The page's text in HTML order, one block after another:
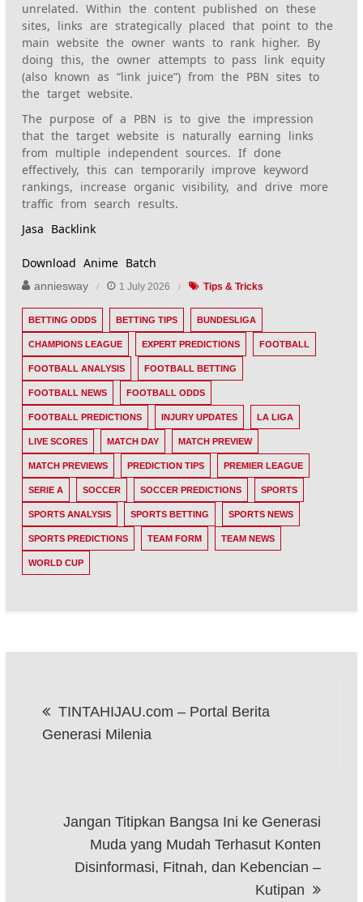
unrelated. Within the content published on these
sites, links are strategically placed that point to the
main website the owner wants to rank higher. By
doing this, the owner attempts to pass link equity
(also known as “link juice”) from the PBN sites to
the target website.
The purpose of a PBN is to give the impression
that the target website is naturally earning links
from multiple independent sources. If done
effectively, this can temporarily improve keyword
rankings, increase organic visibility, and drive more
traffic from search results.
Jasa Backlink
Download Anime Batch
anniesway 1 July 2026 Tips & Tricks
BETTING ODDS BETTING TIPS BUNDESLIGA
CHAMPIONS LEAGUE EXPERT PREDICTIONS FOOTBALL
FOOTBALL ANALYSIS FOOTBALL BETTING
FOOTBALL NEWS FOOTBALL ODDS
FOOTBALL PREDICTIONS INJURY UPDATES LA LIGA
LIVE SCORES MATCH DAY MATCH PREVIEW
MATCH PREVIEWS PREDICTION TIPS PREMIER LEAGUE
SERIE A SOCCER SOCCER PREDICTIONS SPORTS
SPORTS ANALYSIS SPORTS BETTING SPORTS NEWS
SPORTS PREDICTIONS TEAM FORM TEAM NEWS
WORLD CUP
navigation
TINTAHIJAU.com – Portal Berita
Generasi Milenia
Jangan Titipkan Bangsa Ini ke Generasi
Muda yang Mudah Terhasut Konten
Disinformasi, Fitnah, dan Kebencian –
Kutipan